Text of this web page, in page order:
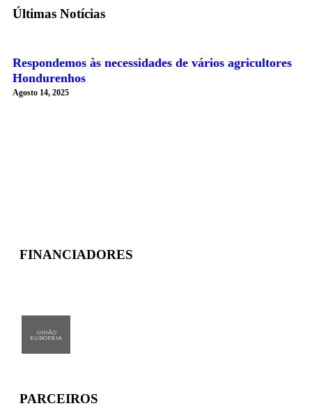
Últimas Notícias
Respondemos às necessidades de vários agricultores
Hondurenhos
Agosto 14, 2025
FINANCIADORES
UNIÃO
EUROPEIA
PARCEIROS